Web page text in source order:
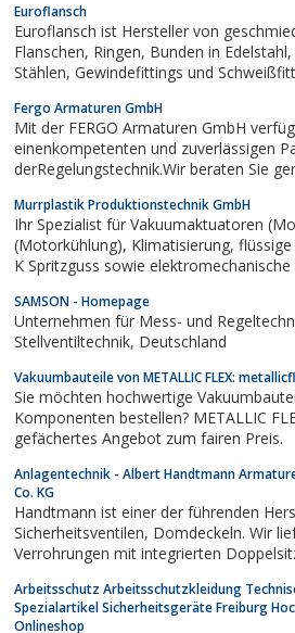
Euroflansch
Euroflansch ist Hersteller von
Flanschen, Ringen, Bunden in Edelstahl, C-Stahl, legierten
Stählen, Gewindefittings und Schweißfittings.Euroflansch ist
zertifiziertes
für Druckgeräte und...
Fergo Armaturen GmbH
Mit der FERGO Armaturen GmbH
einenkompetenten und zuverlässigen
derRegelungstechnik.Wir beraten Sie
pneumatischen sowieelektrischen
bieten wir Ihnenauch für sämtliche...
Murrplastik Produktionstechnik GmbH
Ihr Spezialist für Vakuumaktuatoren
(Motorkühlung), Klimatisierung, flüssige / gasförmige Medien, 2-
K Spritzguss sowie
SAMSON - Homepage
Unternehmen für Mess- und
Stellventiltechnik, Deutschland
Vakuumbauteile von METALLIC FLEX:
Sie möchten hochwertige
Komponenten bestellen? METALLIC
gefächertes Angebot zum fairen Preis.
Anlagentechnik - Albert Handtmann
Co. KG
Handtmann ist einer der führenden
Sicherheitsventilen, Domdeckeln. Wir liefern und montieren
Verrohrungen mit integrierten
Bierstabilisierung, Bierfiltration und Entkeimung wie auch CIP
Anlagen stellen wir ebenso her.
Arbeitsschutz Arbeitsschutzkleidung
Spezialartikel Sicherheitsgeräte Freiburg
Onlineshop